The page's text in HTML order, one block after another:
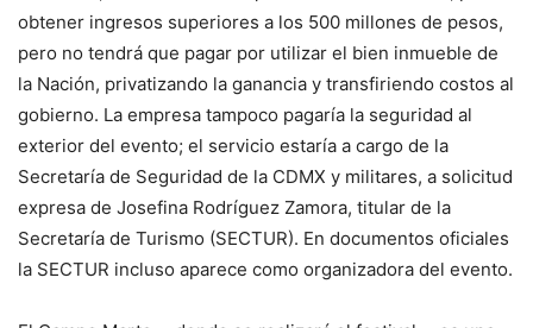
obtener ingresos superiores a los 500 millones de pesos,
pero no tendrá que pagar por utilizar el bien inmueble de
la Nación, privatizando la ganancia y transfiriendo costos al
gobierno. La empresa tampoco pagaría la seguridad al
exterior del evento; el servicio estaría a cargo de la
Secretaría de Seguridad de la CDMX y militares, a solicitud
expresa de Josefina Rodríguez Zamora, titular de la
Secretaría de Turismo (SECTUR). En documentos oficiales
la SECTUR incluso aparece como organizadora del evento.